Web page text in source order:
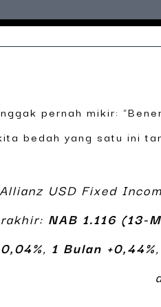
pernah mikir:
bedah yang satu ini
Allianz USD Fixed
NAB 1.116 (13-
, 1 Bulan +0,44%,